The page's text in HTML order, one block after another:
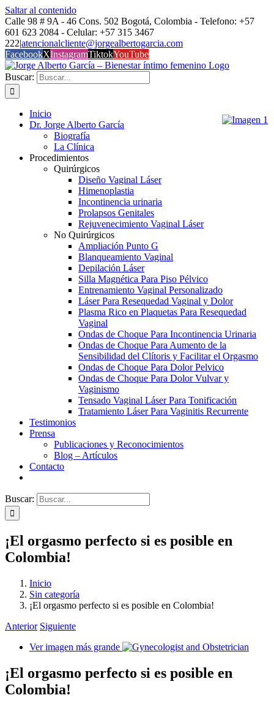
Saltar al contenido
Calle 98 # 9A - 46 Cons. 502 Bogotá, Colombia - Telefono: +57
601 623 2084 - Celular: +57 315 3467
222|atencionalcliente@jorgealbertogarcia.com
FacebookXInstagramTiktokYouTube
Buscar:
Inicio
Dr. Jorge Alberto García
Biografía
La Clínica
Procedimientos
Quirúrgicos
Diseño Vaginal Láser
Himenoplastia
Incontinencia urinaria
Prolapsos Genitales
Rejuvenecimiento Vaginal Láser
No Quirúrgicos
Ampliación Punto G
Blanqueamiento Vaginal
Depilación Láser
Silla Magnética Para Piso Pélvico
Entrenamiento Vaginal Personalizado
Láser Para Resequedad Vaginal y Dolor
Plasma Rico en Plaquetas Para Resequedad
Vaginal
Ondas de Choque Para Incontinencia Urinaria
Ondas de Choque Para Aumento de la
Sensibilidad del Clítoris y Facilitar el Orgasmo
Ondas de Choque Para Dolor Pelvico
Ondas de Choque Para Dolor Vulvar y
Vaginismo
Tensado Vaginal Láser Para Tonificación
Tratamiento Láser Para Vaginitis Recurrente
Testimonios
Prensa
Publicaciones y Reconocimientos
Blog – Artículos
Contacto
Buscar:
¡El orgasmo perfecto si es posible en
Colombia!
Inicio
Sin categoría
¡El orgasmo perfecto si es posible en Colombia!
Anterior Siguiente
Ver imagen más grande
¡El orgasmo perfecto si es posible en
Colombia!